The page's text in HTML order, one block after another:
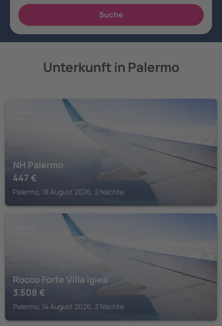
Unterkunft in Palermo
NH Palermo
447 €
Palermo, 18 August 2026, 2 Nächte
Rocco Forte Villa Igiea
3.508 €
Palermo, 14 August 2026, 2 Nächte